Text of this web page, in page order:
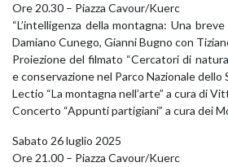
Ore 20.30 – Piazza Cavour/Kuerc
“L’intelligenza della montagna: Una
Damiano Cunego, Gianni Bugno con
Proiezione del filmato “Cercatori di
e conservazione nel Parco Nazionale dello
Lectio “La montagna nell’arte” a cura di
Concerto “Appunti partigiani” a cura dei
Sabato 26 luglio 2025
Ore 21.00 – Piazza Cavour/Kuerc